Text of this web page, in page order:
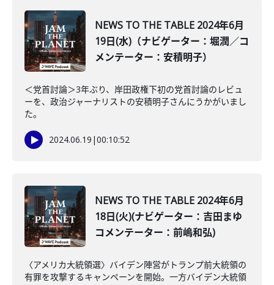
NEWS TO THE TABLE 2024年6月
19日(水)（ナビゲーター：堀潤／コ
メンテーター：安積明子）
＜党首討論＞3年ぶり、岸田政権下初の党首討論のレビュ
ーを、政治ジャーナリストの安積明子さんにうかがいまし
た。
2024.06.19 |00:10:52
NEWS TO THE TABLE 2024年6月
18日(火)(ナビゲーター：吉田まゆ
コメンテーター：前嶋和弘)
〈アメリカ大統領選〉バイデン陣営がトランプ前大統領の
有罪を攻撃するキャンペーンを開始。一方バイデン大統領